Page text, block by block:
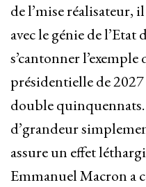
de l’mise réalisateur,
avec le génie de l’Etat
s’cantonner
présidentielle de 2027
double
d’grandeur
assure un effet
Emmanuel Macron a